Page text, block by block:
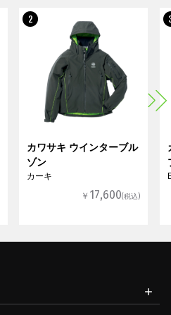
2
カワサキ ウインターブル
ゾン
カーキ
￥ 17,600(税込)